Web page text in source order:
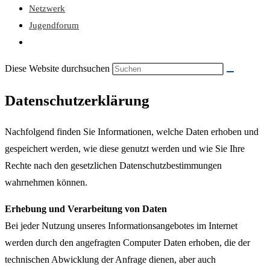
Netzwerk
Jugendforum
Diese Website durchsuchen
Datenschutzerklärung
Nachfolgend finden Sie Informationen, welche Daten erhoben und
gespeichert werden, wie diese genutzt werden und wie Sie Ihre
Rechte nach den gesetzlichen Datenschutzbestimmungen
wahrnehmen können.
Erhebung und Verarbeitung von Daten
Bei jeder Nutzung unseres Informationsangebotes im Internet
werden durch den angefragten Computer Daten erhoben, die der
technischen Abwicklung der Anfrage dienen, aber auch